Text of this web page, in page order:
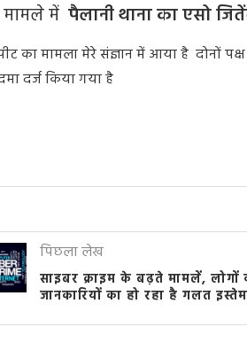
में पैलानी थाना का एसो
का मामला मेरे संज्ञान में आया है दोनों
दर्जकिया गया है
पिछला लेख
साइबर क्राइम के बढ़ते मामलें, लोगों
जानकारियों का हो रहा है गलत